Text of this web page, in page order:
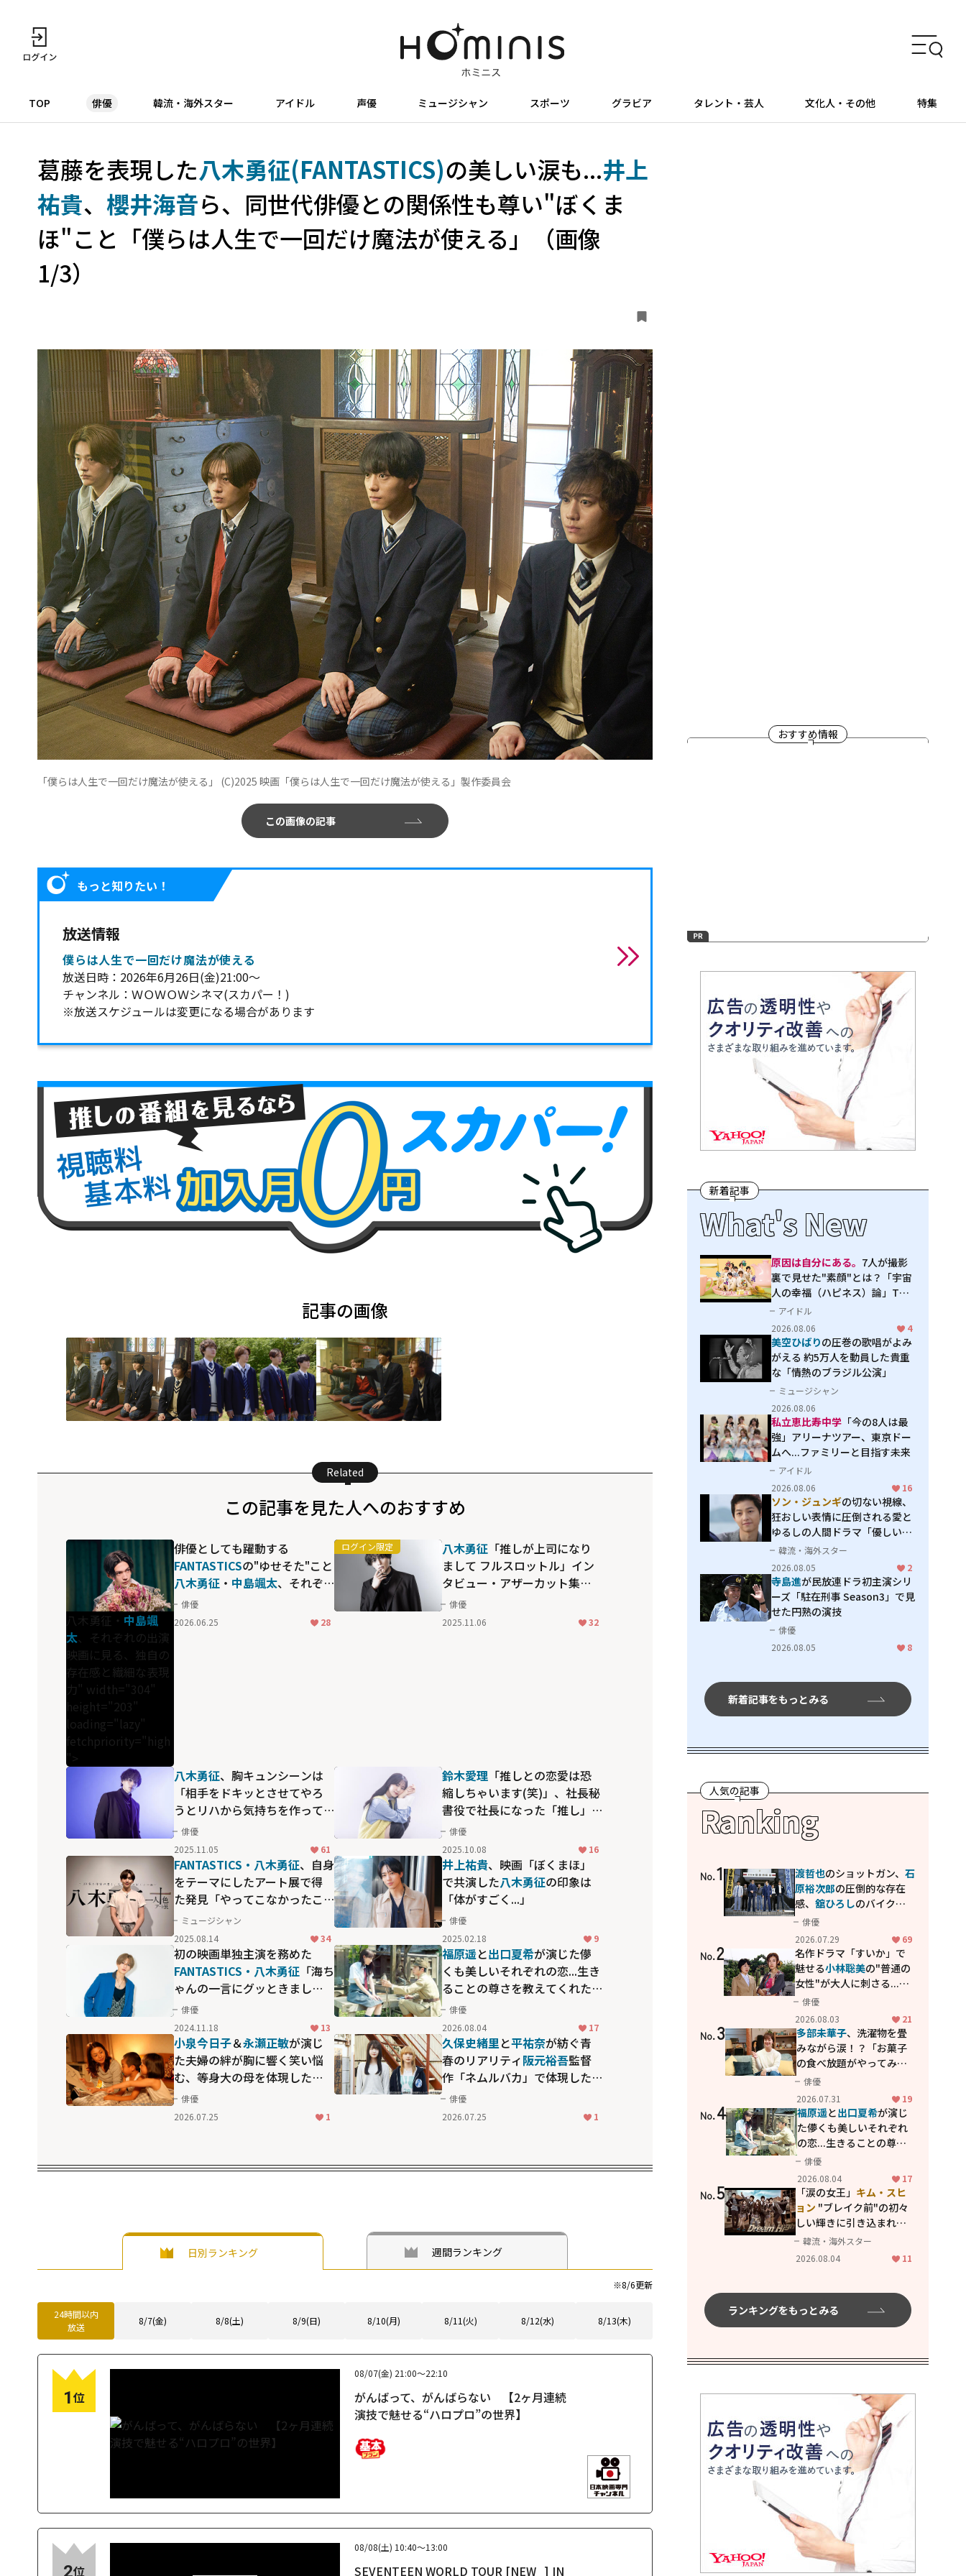
TOP 俳優 韓流・海外スター アイドル 声優 ミュージシャン スポーツ グラビア タレント・芸人 文化人・その他 特集
葛藤を表現した八木勇征(FANTASTICS)の美しい涙も...井上
祐貴、 櫻井海音ら、同世代俳優との関係性も尊い"ぼくま
ほ"こと「僕らは人生で一回だけ魔法が使える」（画像
1/3）
「僕らは人生で一回だけ魔法が使える」 (C)2025 映画「僕らは人生で一回だけ魔法が使える」製作委員会
この画像の記事
もっと知りたい！
放送情報
僕らは人生で一回だけ魔法が使える
放送日時：2026年6月26日(金)21:00～
チャンネル：ＷＯＷＯＷシネマ(スカパー！)
※放送スケジュールは変更になる場合があります
記事の画像
Related
この記事を見た人へのおすすめ
八木勇征・ 中島颯
太、それぞれの出演
映画に見る、独自の
存在感と繊細な表現
力" width="304"
height="203"
loading="lazy"
fetchpriority="high
">
俳優としても躍動する
FANTASTICSの"ゆせそた"こと
八木勇征 ・ 中島颯太、それぞ
れの出演映画に見る、独自の
存在感と繊細な表現力
俳優
2026.06.25
28
八木勇征 「推しが上司になり
まして フルスロットル」イン
タビュー・アザーカット集
【HOMINIS限定】
俳優
2025.11.06
32
八木勇征、胸キュンシーンは
「相手をドキッとさせてやろ
うとリハから気持ちを作って
います」と臨む「推しが上司
になりまして フルスロット
ル」
俳優
2025.11.05
61
鈴木愛理 「推しとの恋愛は恐
縮しちゃいます(笑)」、社長秘
書役で社長になった「推し」
とのラブコメに挑む『推しが
上司になりまして フルスロッ
トル』
俳優
2025.10.08
16
FANTASTICS・八木勇征、自身
をテーマにしたアート展で得
た発見「やってこなかったこ
とにもっと挑戦したい」
ミュージシャン
2025.08.14
34
井上祐貴、映画「ぼくまほ」
で共演した八木勇征の印象は
「体がすごく...」
俳優
2025.02.18
9
初の映画単独主演を務めた
FANTASTICS・八木勇征 「海ち
ゃんの一言にグッときまし
た」映画『矢野くんの普通の
日々』
俳優
2024.11.18
13
福原遥と出口夏希が演じた儚
くも美しいそれぞれの恋...生き
ることの尊さを教えてくれた
映画「あの花が咲く丘で、君と
また出会えたら。」
俳優
2026.08.04
17
小泉今日子＆永瀬正敏が演じ
た夫婦の絆が胸に響く――笑い悩
む、等身大の母を体現した
「毎日かあさん」
俳優
2026.07.25
1
久保史緒里と平祐奈が紡ぐ青
春のリアリティ――阪元裕吾監督
作「ネムルバカ」で体現した
ゆるやかな空気
俳優
2026.07.25
1
日別ランキング 週間ランキング
※8/6更新
24時間以内
放送
8/7(金) 8/8(土) 8/9(日) 8/10(月) 8/11(火) 8/12(水) 8/13(木)
1位
08/07(金) 21:00～22:10
がんばって、がんばらない 【2ヶ月連続
演技で魅せる“ハロプロ”の世界】
2位
08/08(土) 10:40～13:00
SEVENTEEN WORLD TOUR [NEW_] IN
おすすめ情報
新着記事
What's New
原因は自分にある。 7人が撮影
裏で見せた"素顔"とは？「宇宙
人の幸福（ハピネス）論」THE
MAKING
アイドル
2026.08.06
4
美空ひばりの圧巻の歌唱がよみ
がえる 約5万人を動員した貴重
な「情熱のブラジル公演」
ミュージシャン
2026.08.06
私立恵比寿中学 「今の8人は最
強」アリーナツアー、東京ドー
ムへ...ファミリーと目指す未来
アイドル
2026.08.06
16
ソン・ジュンギの切ない視線、
狂おしい表情に圧倒される――愛と
ゆるしの人間ドラマ「優しい
男」
韓流・海外スター
2026.08.05
2
寺島進が民放連ドラ初主演シリ
ーズ「駐在刑事 Season3」で見
せた円熟の演技
俳優
2026.08.05
8
新着記事をもっとみる
人気の記事
Ranking
No.1 渡哲也のショットガン、石
原裕次郎の圧倒的な存在
感、舘ひろしのバイクア
クション！"大門軍団"の
カッコよさが詰まった
「西部警察 PART-II」
俳優
2026.07.29
69
No.2
名作ドラマ「すいか」で
魅せる小林聡美の"普通の
女性"が大人に刺さる...映
画「かもめ食堂」にも通
じる静かな芝居
俳優
2026.08.03
21
No.3 多部未華子、洗濯物を畳
みながら涙！？「お菓子
の食べ放題がやってみた
い」ハンディファン4台の
暑さ対策も明かす
俳優
2026.07.31
19
No.4 福原遥と出口夏希が演じ
た儚くも美しいそれぞれ
の恋...生きることの尊さ
を教えてくれた映画「あ
の花が咲く丘で、君とま
た出会えたら。」
俳優
2026.08.04
17
No.5 「涙の女王」 キム・スヒ
ョン "ブレイク前"の初々
しい輝きに引き込まれ
る...2PM テギョン
共演の青春名作「ドリー
韓流・海外スター
2026.08.04
11
ランキングをもっとみる